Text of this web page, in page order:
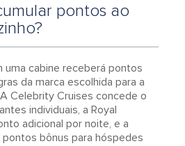
pontos ao
uma cabine receberá pontos
da marca escolhida para a
Celebrity Cruises concede o
individuais, a Royal
adicional por noite, e a
bônus para hóspedes